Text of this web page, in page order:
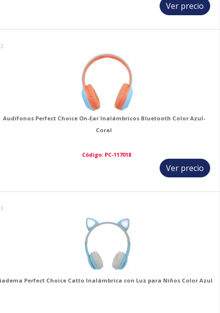
Ver precio
Audífonos Perfect Choice On-Ear Inalámbricos Bluetooth Color Azul-
Coral
Código: PC-117018
Ver precio
Perfect Choice Catto Inalámbrica con Luz para Niños Color Azul